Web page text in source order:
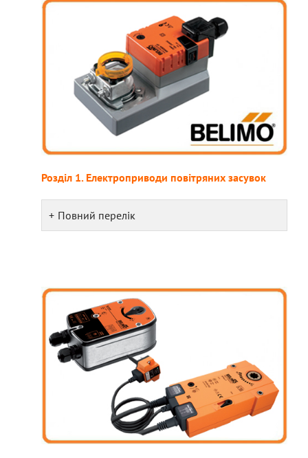
Розділ 1. Електроприводи повітряних засувок
Повний перелік